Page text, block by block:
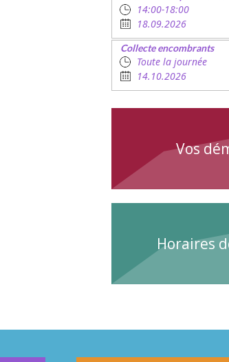
14:00-18:00
18.09.2026
Collecte encombrants
Toute la journée
14.10.2026
Vos
Horaires